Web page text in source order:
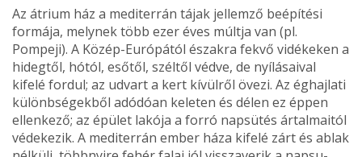
Az átrium ház a mediterrán tájak jellemző beépítési
formája, mely­nek több ezer éves múltja van (pl.
Pompeji). A Közép-Európától észak­ra fekvő vidékeken a
hidegtől, hó­tól, esőtől, széltől védve, de nyílása­ival
kifelé fordul; az udvart a kert kívülről övezi. Az éghajlati
különb­ségekből adódóan keleten és délen ez éppen
ellenkező; az épület lakó­ja a forró napsütés ártalmaitól
vé­dekezik. A mediterrán ember háza kifelé zárt és ablak